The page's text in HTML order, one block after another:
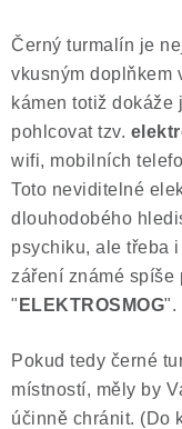
Černý turmalín je
vkusným doplňkem
kámen totiž
pohlcovat tzv.
wifi, mobilních
Toto neviditelné
dlouhodobého
psychiku, ale třeba
záření známé spíše
" ELEKTROSMOG".
Pokud tedy černé
místností, měly by
účinně chránit. (Do